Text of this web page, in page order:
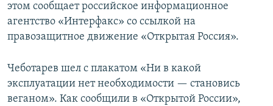
этом сообщает российское информационное
агентство «Интерфакс» со ссылкой на
правозащитное движение «Открытая Россия».
Чеботарев шел с плакатом «Ни в какой
эксплуатации нет необходимости — становись
веганом». Как сообщили в «Открытой России»,